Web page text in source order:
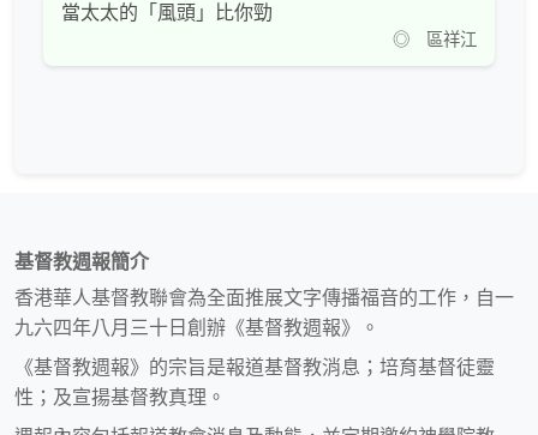
當太太的「風頭」比你勁
◎ 區祥江
基督教週報簡介
香港華人基督教聯會為全面推展文字傳播福音的工作，自一
九六四年八月三十日創辦《基督教週報》。
《基督教週報》的宗旨是報道基督教消息；培育基督徒靈
性；及宣揚基督教真理。